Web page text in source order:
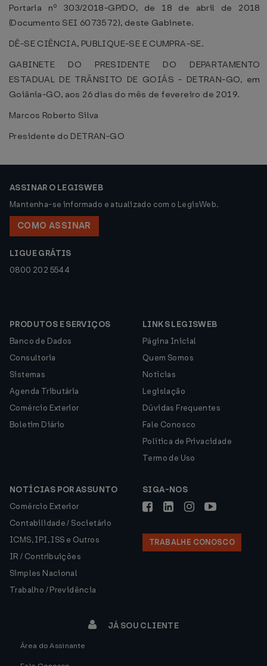
Portaria nº 303/2018-GP/DO, de 18 de abril de 2018
(Documento SEI 6073572), deste Gabinete.
DÊ-SE CIÊNCIA, PUBLIQUE-SE E CUMPRA-SE.
GABINETE DO PRESIDENTE DO DEPARTAMENTO
ESTADUAL DE TRÂNSITO DE GOIÁS - DETRAN-GO, em
Goiânia-GO, aos 26 dias do mês de fevereiro de 2019.
Marcos Roberto Silva
Presidente do DETRAN-GO
ASSINAR O LEGISWEB
Mantenha-se informado e atualizado com o LegisWeb.
COMO ASSINAR
LIGUE GRÁTIS
0800 202 5544
PRODUTOS E SERVIÇOS
Banco de Dados
Consultoria
Sistemas
Agenda Tributária
Comércio Exterior
Boletim Diário
LINKS LEGISWEB
Página Inicial
Quem Somos
Notícias
Legislação
Dúvidas Frequentes
Fale Conosco
Política de Privacidade
Termo de Uso
NOTÍCIAS POR ASSUNTO
Comércio Exterior
Contabilidade / Societário
ICMS, IPI, ISS e Outros
IR / Contribuições
Simples Nacional
Trabalho / Previdência
SIGA-NOS
TRABALHE CONOSCO
JÁ SOU CLIENTE
Área do Assinante